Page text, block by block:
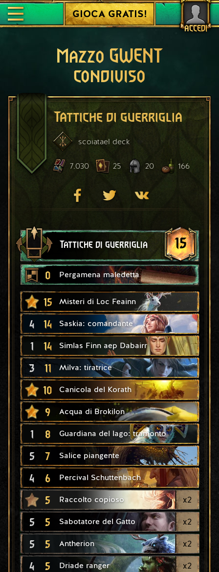
ACCEDI
GIOCA GRATIS!
Mazzo GWENT
condiviso
Tattiche di guerriglia
scoiatael deck
7.030 25 20 166
Tattiche di guerriglia 15
0 Pergamena maledetta
15 Misteri di Loc Feainn
4 14 Saskia: comandante
1 14 Simlas Finn aep Dabairr
3 11 Milva: tiratrice
10 Canicola del Korath
9 Acqua di Brokilon
1 8 Guardiana del lago: tramonto
5 7 Salice piangente
4 6 Percival Schuttenbach
5 Raccolto copioso x2
5 5 Sabotatore del Gatto x2
5 5 Antherion x2
4 5 Driade ranger x2